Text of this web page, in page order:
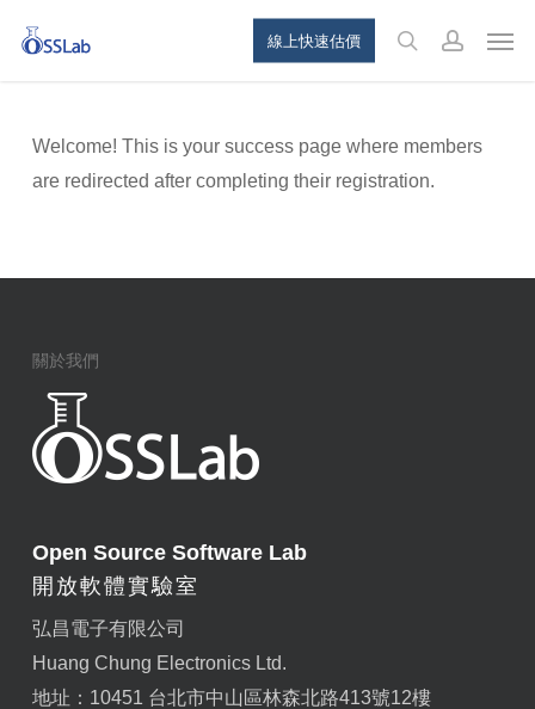
線上快速估價
searchaccount
Welcome! This is your success page where members
are redirected after completing their registration.
關於我們
Open Source Software Lab
開放軟體實驗室
弘昌電子有限公司
Huang Chung Electronics Ltd.
地址：10451 台北市中山區林森北路413號12樓